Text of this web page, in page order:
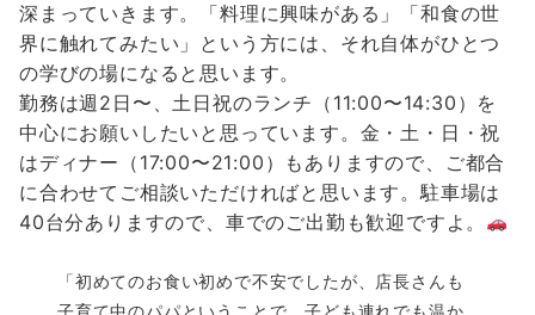
深まっていきます。「料理に興味がある」「和食の世
界に触れてみたい」という方には、それ自体がひとつ
の学びの場になると思います。
勤務は週2日〜、土日祝のランチ（11:00〜14:30）を
中心にお願いしたいと思っています。金・土・日・祝
はディナー（17:00〜21:00）もありますので、ご都合
に合わせてご相談いただければと思います。駐車場は
40台分ありますので、車でのご出勤も歓迎ですよ。
「初めてのお食い初めで不安でしたが、店長さんも